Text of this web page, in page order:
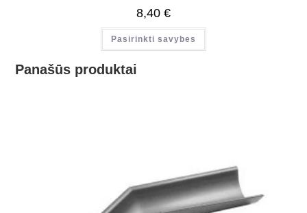
8,40 €
Pasirinkti savybes
Panašūs produktai